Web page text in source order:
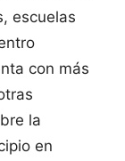
escuelas
con más
la
en